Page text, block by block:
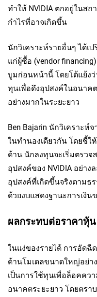
ทำให้ NVIDIA ตกอยู่ในส
กำไรที่อาจเกิดขึ้น
นักวิเคราะห์รายอื่นๆ ได้เ
แก่ผู้ซื้อ (vendor
บูมก่อนหน้านี้ โดยโต้แย้ง
ทุนเพื่อดึงอุปสงค์ในอนาค
อย่างมากในระยะยาว
Ben Bajarin นักวิเคราะห์
ในทำนองเดียวกัน โดยชี้
ด้าน นักลงทุนจะเริ่มตรวจ
อุปสงค์ของ NVIDIA อย่าง
อุปสงค์ที่เกิดขึ้นจริงตามธ
ด้วยงบแสดงฐานะการเงิน
ผลกระทบต่อราคาหุ้น
ในแง่ของรายได้ การอัดฉี
ด้านโมเดลขนาดใหญ่อย่าง
เป็นการใช้ทุนเพื่อล็อคคว
อนาคตระยะยาว โดยตร